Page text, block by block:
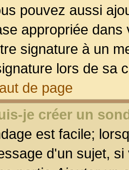
pouvez aussi
appropriée
signature à un
lors de sa
de page
je créer un
est facile;
d'un sujet,